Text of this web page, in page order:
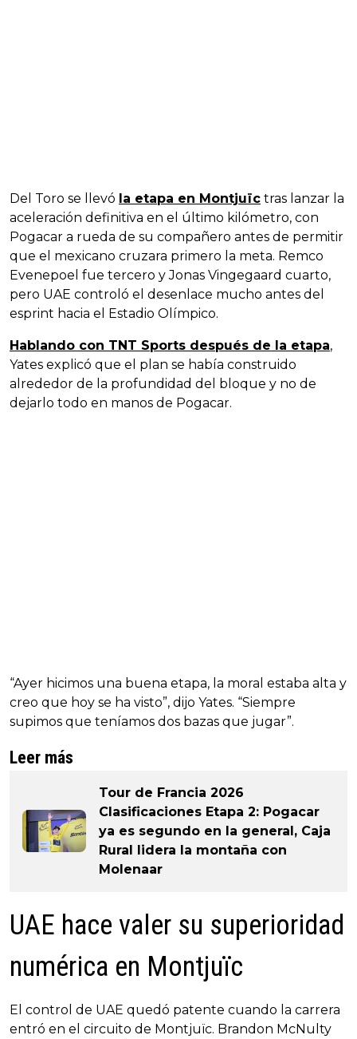
Del Toro se llevó la etapa en Montjuïc tras lanzar la
aceleración definitiva en el último kilómetro, con
Pogacar a rueda de su compañero antes de permitir
que el mexicano cruzara primero la meta. Remco
Evenepoel fue tercero y Jonas Vingegaard cuarto,
pero UAE controló el desenlace mucho antes del
esprint hacia el Estadio Olímpico.
Hablando con TNT Sports después de la etapa,
Yates explicó que el plan se había construido
alrededor de la profundidad del bloque y no de
dejarlo todo en manos de Pogacar.
“Ayer hicimos una buena etapa, la moral estaba alta y
creo que hoy se ha visto”, dijo Yates. “Siempre
supimos que teníamos dos bazas que jugar”.
Leer más
Tour de Francia 2026
Clasificaciones Etapa 2: Pogacar
ya es segundo en la general, Caja
Rural lidera la montaña con
Molenaar
UAE hace valer su superioridad
numérica en Montjuïc
El control de UAE quedó patente cuando la carrera
entró en el circuito de Montjuïc. Brandon McNulty